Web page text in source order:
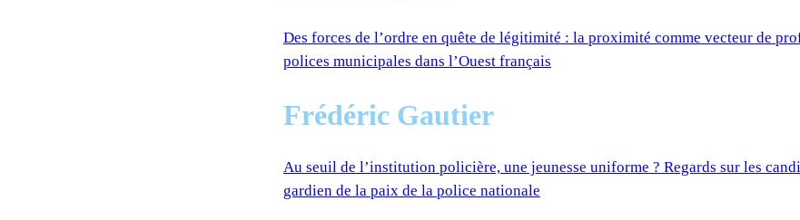
Des forces de l’ordre en quête de légitimité : la proximité comme vecteur de
polices municipales dans l’Ouest français
Frédéric Gautier
Au seuil de l’institution policière, une jeunesse uniforme ? Regards sur les
gardien de la paix de la police nationale